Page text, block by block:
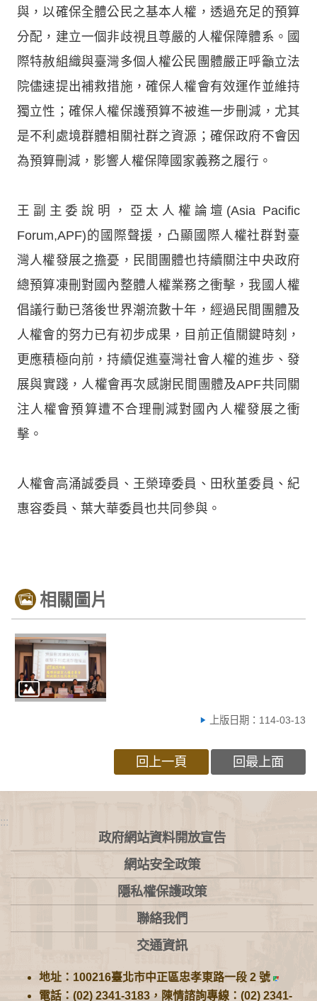
與，以確保全體公民之基本人權，透過充足的預算
分配，建立一個非歧視且尊嚴的人權保障體系。國
際特赦組織與臺灣多個人權公民團體嚴正呼籲立法
院儘速提出補救措施，確保人權會有效運作並維持
獨立性；確保人權保護預算不被進一步刪減，尤其
是不利處境群體相關社群之資源；確保政府不會因
為預算刪減，影響人權保障國家義務之履行。
王副主委說明，亞太人權論壇(Asia Pacific
Forum,APF)的國際聲援，凸顯國際人權社群對臺
灣人權發展之擔憂，民間團體也持續關注中央政府
總預算凍刪對國內整體人權業務之衝擊，我國人權
倡議行動已落後世界潮流數十年，經過民間團體及
人權會的努力已有初步成果，目前正值關鍵時刻，
更應積極向前，持續促進臺灣社會人權的進步、發
展與實踐，人權會再次感謝民間團體及APF共同關
注人權會預算遭不合理刪減對國內人權發展之衝
擊。
人權會高涌誠委員、王榮璋委員、田秋堇委員、紀
惠容委員、葉大華委員也共同參與。
相關圖片
上版日期：114-03-13
回上一頁 回最上面
:::
政府網站資料開放宣告
網站安全政策
隱私權保護政策
聯絡我們
交通資訊
地址：100216臺北市中正區忠孝東路一段 2 號
電話：(02) 2341-3183，陳情諮詢專線：(02) 2341-